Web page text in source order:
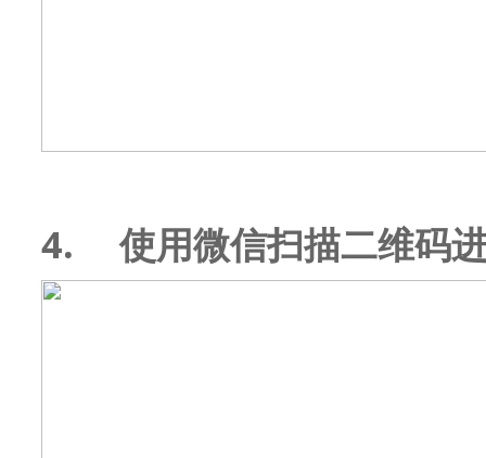
4. 使用微信扫描二维码